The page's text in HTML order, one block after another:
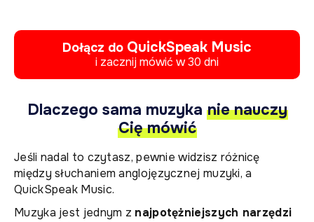
Dołącz do QuickSpeak Music
i zacznij mówić w 30 dni
Dlaczego sama muzyka nie nauczy
Cię mówić
Jeśli nadal to czytasz, pewnie widzisz różnicę
między słuchaniem anglojęzycznej muzyki, a
QuickSpeak Music.
Muzyka jest jednym z najpotężniejszych narzędzi